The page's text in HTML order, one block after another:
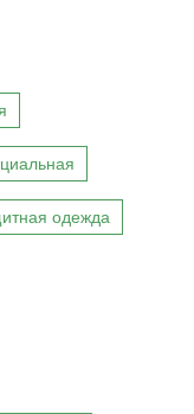
одежда